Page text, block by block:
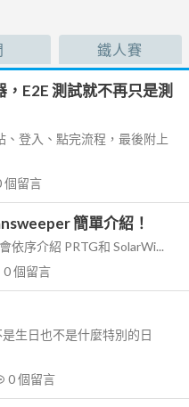
鐵人賽
E2E 測試就不再只是測
登入、點完流程，最後附上
個留言
簡單介紹！
依序介紹 PRTG和 SolarWi...
0個留言
生日也不是什麼特別的日
0個留言